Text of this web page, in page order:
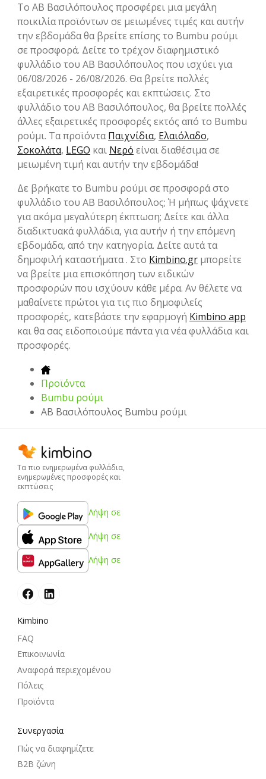
Το ΑΒ Βασιλόπουλος προσφέρει μια μεγάλη
ποικιλία προϊόντων σε μειωμένες τιμές και αυτήν
την εβδομάδα θα βρείτε επίσης το Bumbu ρούμι
σε προσφορά. Δείτε το τρέχον διαφημιστικό
φυλλάδιο του ΑΒ Βασιλόπουλος που ισχύει για
06/08/2026 - 26/08/2026. Θα βρείτε πολλές
εξαιρετικές προσφορές και εκπτώσεις. Στο
φυλλάδιο του ΑΒ Βασιλόπουλος, θα βρείτε πολλές
άλλες εξαιρετικές προσφορές εκτός από το Bumbu
ρούμι. Τα προϊόνταΠαιχνίδια, Ελαιόλαδο,
Σοκολάτα, LEGO και Νερό είναι διαθέσιμα σε
μειωμένη τιμή και αυτήν την εβδομάδα!
Δε βρήκατε το Bumbu ρούμι σε προσφορά στο
φυλλάδιο του ΑΒ Βασιλόπουλος; Ή μήπως ψάχνετε
για ακόμα μεγαλύτερη έκπτωση; Δείτε και άλλα
διαδικτυακά φυλλάδια, για αυτήν ή την επόμενη
εβδομάδα, από την κατηγορία. Δείτε αυτά τα
δημοφιλή καταστήματα . Στο Kimbino.gr μπορείτε
να βρείτε μια επισκόπηση των ειδικών
προσφορών που ισχύουν κάθε μέρα. Αν θέλετε να
μαθαίνετε πρώτοι για τις πιο δημοφιλείς
προσφορές, κατεβάστε την εφαρμογή Kimbino app
και θα σας ειδοποιούμε πάντα για νέα φυλλάδια και
προσφορές.
Προϊόντα
Bumbu ρούμι
ΑΒ Βασιλόπουλος Bumbu ρούμι
Τα πιο ενημερωμένα φυλλάδια,
ενημερωμένες προσφορές και
εκπτώσεις
Λήψη σε
Λήψη σε
Λήψη σε
Kimbino
FAQ
Επικοινωνία
Αναφορά περιεχομένου
Πόλεις
Προϊόντα
Συνεργασία
Πώς να διαφημίζετε
B2B ζώνη